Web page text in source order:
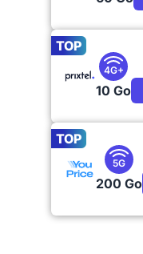
TOP
4G+
10 Go
TOP
5G
200 Go